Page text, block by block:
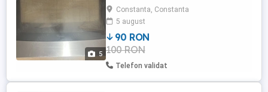
5
stare,doar în Constanța cu verificare la
fața locului Dimensiuni Diametru estwrior
60 Lumgime,46 lățime,4 grosime,Diametru
interior 54 Lungime,42 lățime,și distanța
între balamale de 51 cm.
Constanta, Constanta
5 august
90 RON
100 RON
Telefon validat